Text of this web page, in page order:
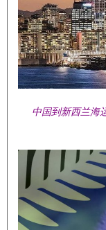
中国到新西兰海